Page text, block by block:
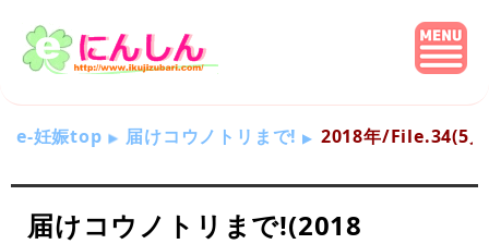
e-妊娠top 届けコウノトリまで! 2018年/File.34(5
届けコウノトリまで!(2018